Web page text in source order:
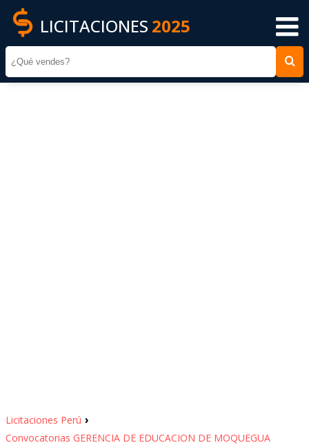
LICITACIONES 2025
Licitaciones Perú ›
Convocatorias GERENCIA DE EDUCACION DE MOQUEGUA